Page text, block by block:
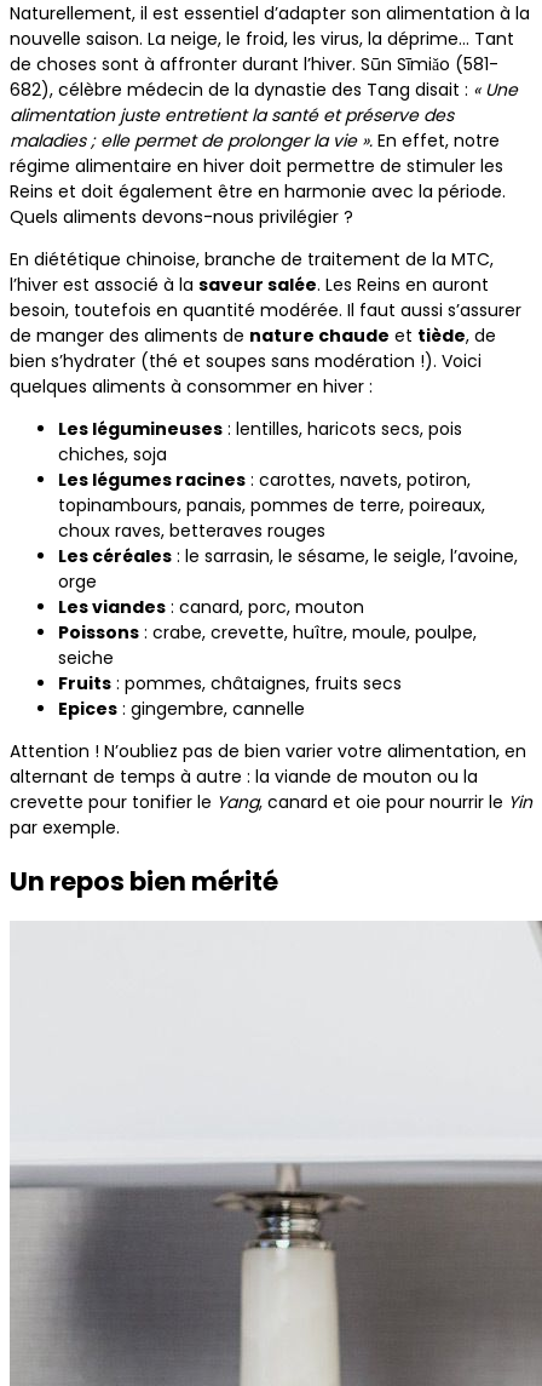
Naturellement, il est essentiel d’adapter son alimentation à la
nouvelle saison. La neige, le froid, les virus, la déprime… Tant
de choses sont à affronter durant l’hiver. Sūn Sīmiǎo (581-
682), célèbre médecin de la dynastie des Tang disait : « Une
alimentation juste entretient la santé et préserve des
maladies ; elle permet de prolonger la vie ». En effet, notre
régime alimentaire en hiver doit permettre de stimuler les
Reins et doit également être en harmonie avec la période.
Quels aliments devons-nous privilégier ?
En diététique chinoise, branche de traitement de la MTC,
l’hiver est associé à la saveur salée. Les Reins en auront
besoin, toutefois en quantité modérée. Il faut aussi s’assurer
de manger des aliments de nature chaude et tiède, de
bien s’hydrater (thé et soupes sans modération !). Voici
quelques aliments à consommer en hiver :
Les légumineuses : lentilles, haricots secs, pois
chiches, soja
Les légumes racines : carottes, navets, potiron,
topinambours, panais, pommes de terre, poireaux,
choux raves, betteraves rouges
Les céréales : le sarrasin, le sésame, le seigle, l’avoine,
orge
Les viandes : canard, porc, mouton
Poissons : crabe, crevette, huître, moule, poulpe,
seiche
Fruits : pommes, châtaignes, fruits secs
Epices : gingembre, cannelle
Attention ! N’oubliez pas de bien varier votre alimentation, en
alternant de temps à autre : la viande de mouton ou la
crevette pour tonifier le Yang, canard et oie pour nourrir le Yin
par exemple.
Un repos bien mérité